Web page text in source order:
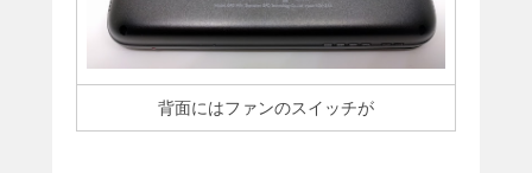
背面にはファンのスイッチが